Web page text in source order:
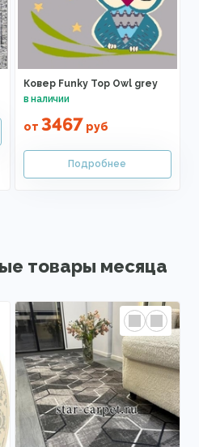
Ковер Funky Top Owl grey
от 3467 руб
товары месяца